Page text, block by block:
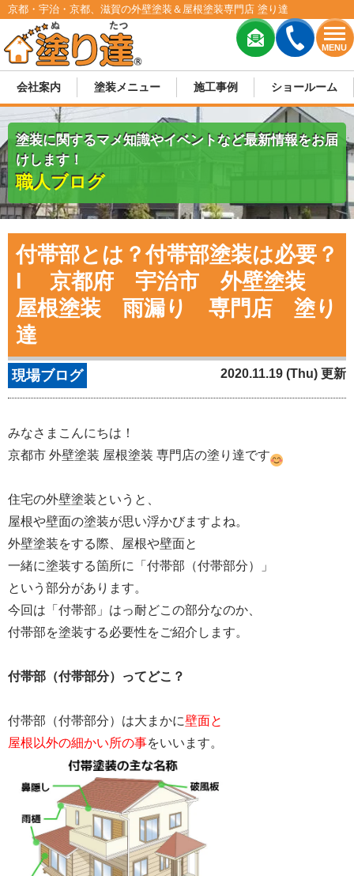
MENU
京都・宇治・京都、滋賀の外壁塗装＆屋根塗装専門店 塗り達
会社案内 塗装メニュー 施工事例 ショールーム
塗装に関するマメ知識やイベントなど最新情報をお届
けします！
職人ブログ
付帯部とは？付帯部塗装は必要？
l 京都府 宇治市 外壁塗装
屋根塗装 雨漏り 専門店 塗り
達
現場ブログ 2020.11.19 (Thu) 更新
みなさまこんにちは！
京都市 外壁塗装 屋根塗装 専門店の塗り達です
住宅の外壁塗装というと、
屋根や壁面の塗装が思い浮かびますよね。
外壁塗装をする際、屋根や壁面と
一緒に塗装する箇所に「付帯部（付帯部分）」
という部分があります。
今回は「付帯部」はっ耐どこの部分なのか、
付帯部を塗装する必要性をご紹介します。
付帯部（付帯部分）ってどこ？
付帯部（付帯部分）は大まかに壁面と
屋根以外の細かい所の事をいいます。